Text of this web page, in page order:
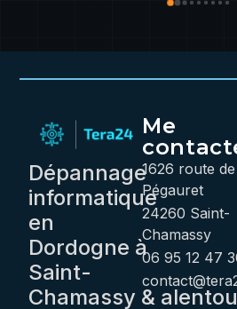
Dépannage
informatique
en
Dordogne à
Saint-
Chamassy &
Me
1626 route de
Pégauret
24260 Saint-
Chamassy
06 95 12 47